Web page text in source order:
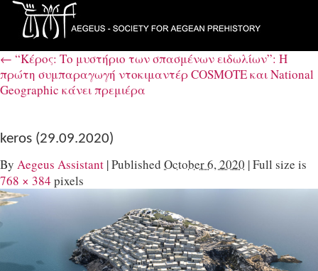
← “Κέρος: Το μυστήριο των σπασμένων ειδωλίων”: Η
πρώτη συμπαραγωγή ντοκιμαντέρ COSMOTE και National
Geographic κάνει πρεμιέρα
keros (29.09.2020)
By Aegeus Assistant |Published October 6, 2020 |Full size is
768 × 384 pixels